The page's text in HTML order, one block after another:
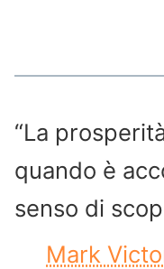
“La
quando è
senso di
Mark